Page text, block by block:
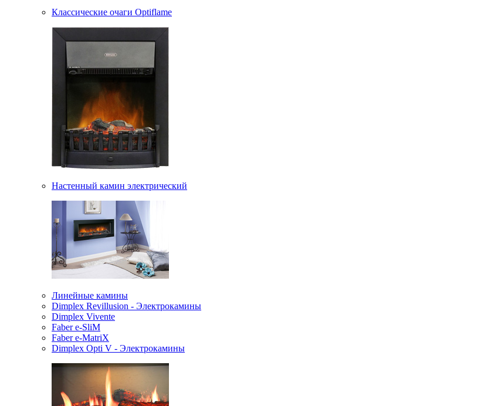
Классические очаги Optiflame
Настенный камин электрический
Линейные камины
Dimplex Revillusion - Электрокамины
Dimplex Vivente
Faber e-SliM
Faber e-MatriX
Dimplex Opti V - Электрокамины